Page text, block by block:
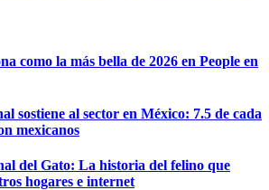
como la más bella de 2026 en People en
sostiene al sector en México: 7.5 de cada
mexicanos
del Gato: La historia del felino que
hogares e internet